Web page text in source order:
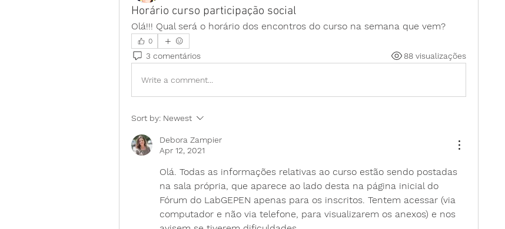
Horário curso participação social
Olá!!! Qual será o horário dos encontros do curso na semana que vem?
0
3 comentários 88 visualizações
Write a comment...
Sort by: Newest
Debora Zampier
Apr 12, 2021
Olá. Todas as informações relativas ao curso estão sendo postadas
na sala própria, que aparece ao lado desta na página inicial do
Fórum do LabGEPEN apenas para os inscritos. Tentem acessar (via
computador e não via telefone, para visualizarem os anexos) e nos